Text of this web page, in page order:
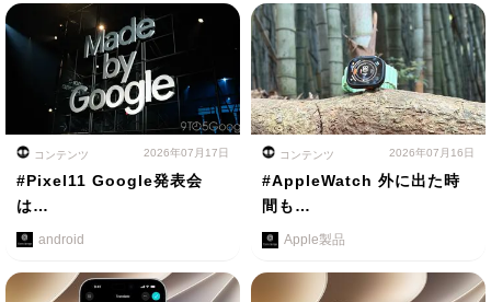
コンテンツ 2026年07月17日
#Pixel11 Google発表会
は…
android
コンテンツ 2026年07月16日
#AppleWatch 外に出た時
間も…
Apple製品